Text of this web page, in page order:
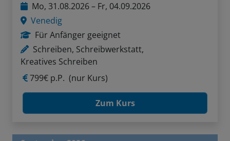
Mo, 31.08.2026 – Fr, 04.09.2026
Venedig
Für Anfänger geeignet
Schreiben, Schreibwerkstatt,
Kreatives Schreiben
799€ p.P. (nur Kurs)
Zum Kurs